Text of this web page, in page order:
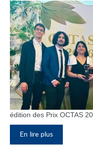
édition des Prix OCTAS
En lire plus